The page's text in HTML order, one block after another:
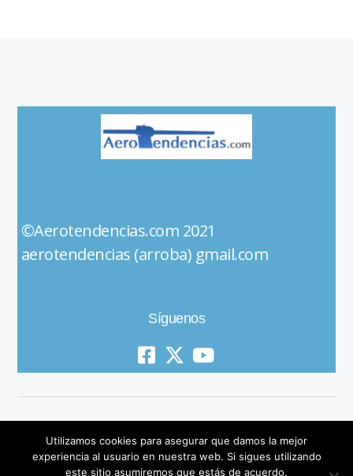
©Aerotendencias.com 2021
aerotendencias (arroba) gmail.com
Síguenos
Utilizamos cookies para asegurar que damos la mejor
experiencia al usuario en nuestra web. Si sigues utilizando
este sitio asumiremos que estás de acuerdo.